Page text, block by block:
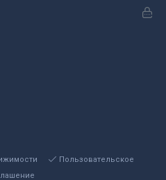
Пользовательское